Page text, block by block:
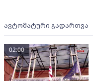
ავტომატური გადართვა
02:00